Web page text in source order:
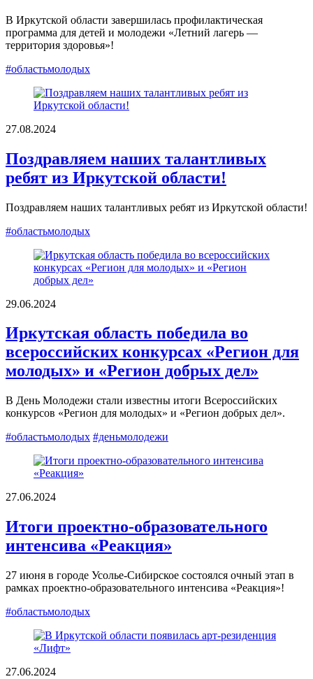
В Иркутской области завершилась профилактическая
программа для детей и молодежи «Летний лагерь —
территория здоровья»!
#областьмолодых
27.08.2024
Поздравляем наших талантливых
ребят из Иркутской области!
Поздравляем наших талантливых ребят из Иркутской области!
#областьмолодых
29.06.2024
Иркутская область победила во
всероссийских конкурсах «Регион для
молодых» и «Регион добрых дел»
В День Молодежи стали известны итоги Всероссийских
конкурсов «Регион для молодых» и «Регион добрых дел».
#областьмолодых #деньмолодежи
27.06.2024
Итоги проектно-образовательного
интенсива «Реакция»
27 июня в городе Усолье-Сибирское состоялся очный этап в
рамках проектно-образовательного интенсива «Реакция»!
#областьмолодых
27.06.2024